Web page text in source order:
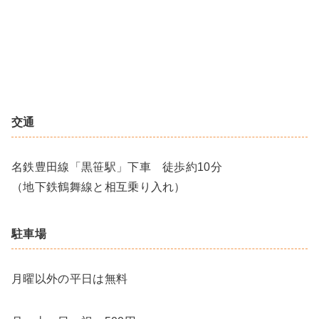
交通
名鉄豊田線「黒笹駅」下車 徒歩約10分
（地下鉄鶴舞線と相互乗り入れ）
駐車場
月曜以外の平日は無料